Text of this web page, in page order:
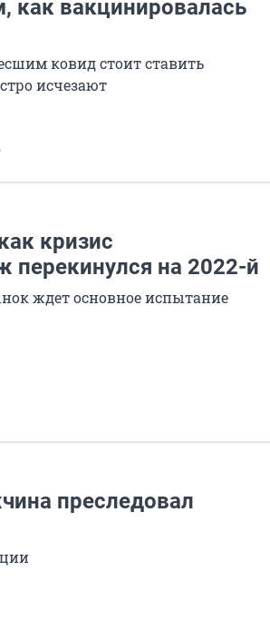
как вакцинировалась
ковид стоит ставить
исчезают
кризис
на 2022-й
ждет основное испытание
преследовал